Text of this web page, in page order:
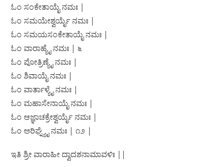
ಓಂ ಸಂಕೇತಾಯೈ ನಮಃ |
ಓಂ ಸಮಯೇಶ್ವರ್ಯೈ ನಮಃ |
ಓಂ ಸಮಯಸಂಕೇತಾಯೈ ನಮಃ |
ಓಂ ವಾರಾಹ್ಯೈ ನಮಃ | ೬
ಓಂ ಪೋತ್ರಿಣ್ಯೈ ನಮಃ |
ಓಂ ಶಿವಾಯೈ ನಮಃ |
ಓಂ ವಾರ್ತಾಳ್ಯೈ ನಮಃ |
ಓಂ ಮಹಾಸೇನಾಯೈ ನಮಃ |
ಓಂ ಆಜ್ಞಾಚಕ್ರೇಶ್ವರ್ಯೈ ನಮಃ |
ಓಂ ಅರಿಘ್ನ್ಯೈ ನಮಃ | ೧೨ |
ಇತಿ ಶ್ರೀ ವಾರಾಹೀ ದ್ವಾದಶನಾಮಾವಳಿಃ ||